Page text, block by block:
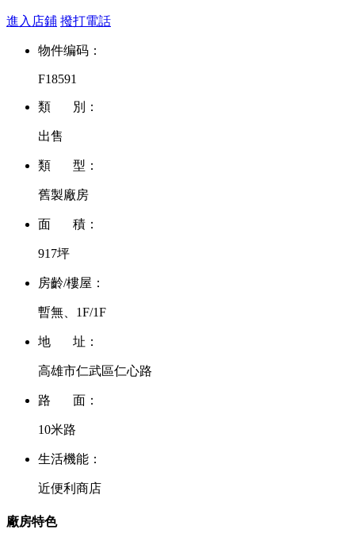
進入店鋪 撥打電話
物件编码：
F18591
類 別：
出售
類 型：
舊製廠房
面 積：
917坪
房齡/樓屋：
暫無、1F/1F
地 址：
高雄市仁武區仁心路
路 面：
10米路
生活機能：
近便利商店
廠房特色